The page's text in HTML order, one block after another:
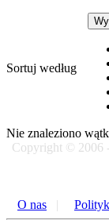
Sortuj według
Nie znaleziono
Copyright © 2006
O nas |